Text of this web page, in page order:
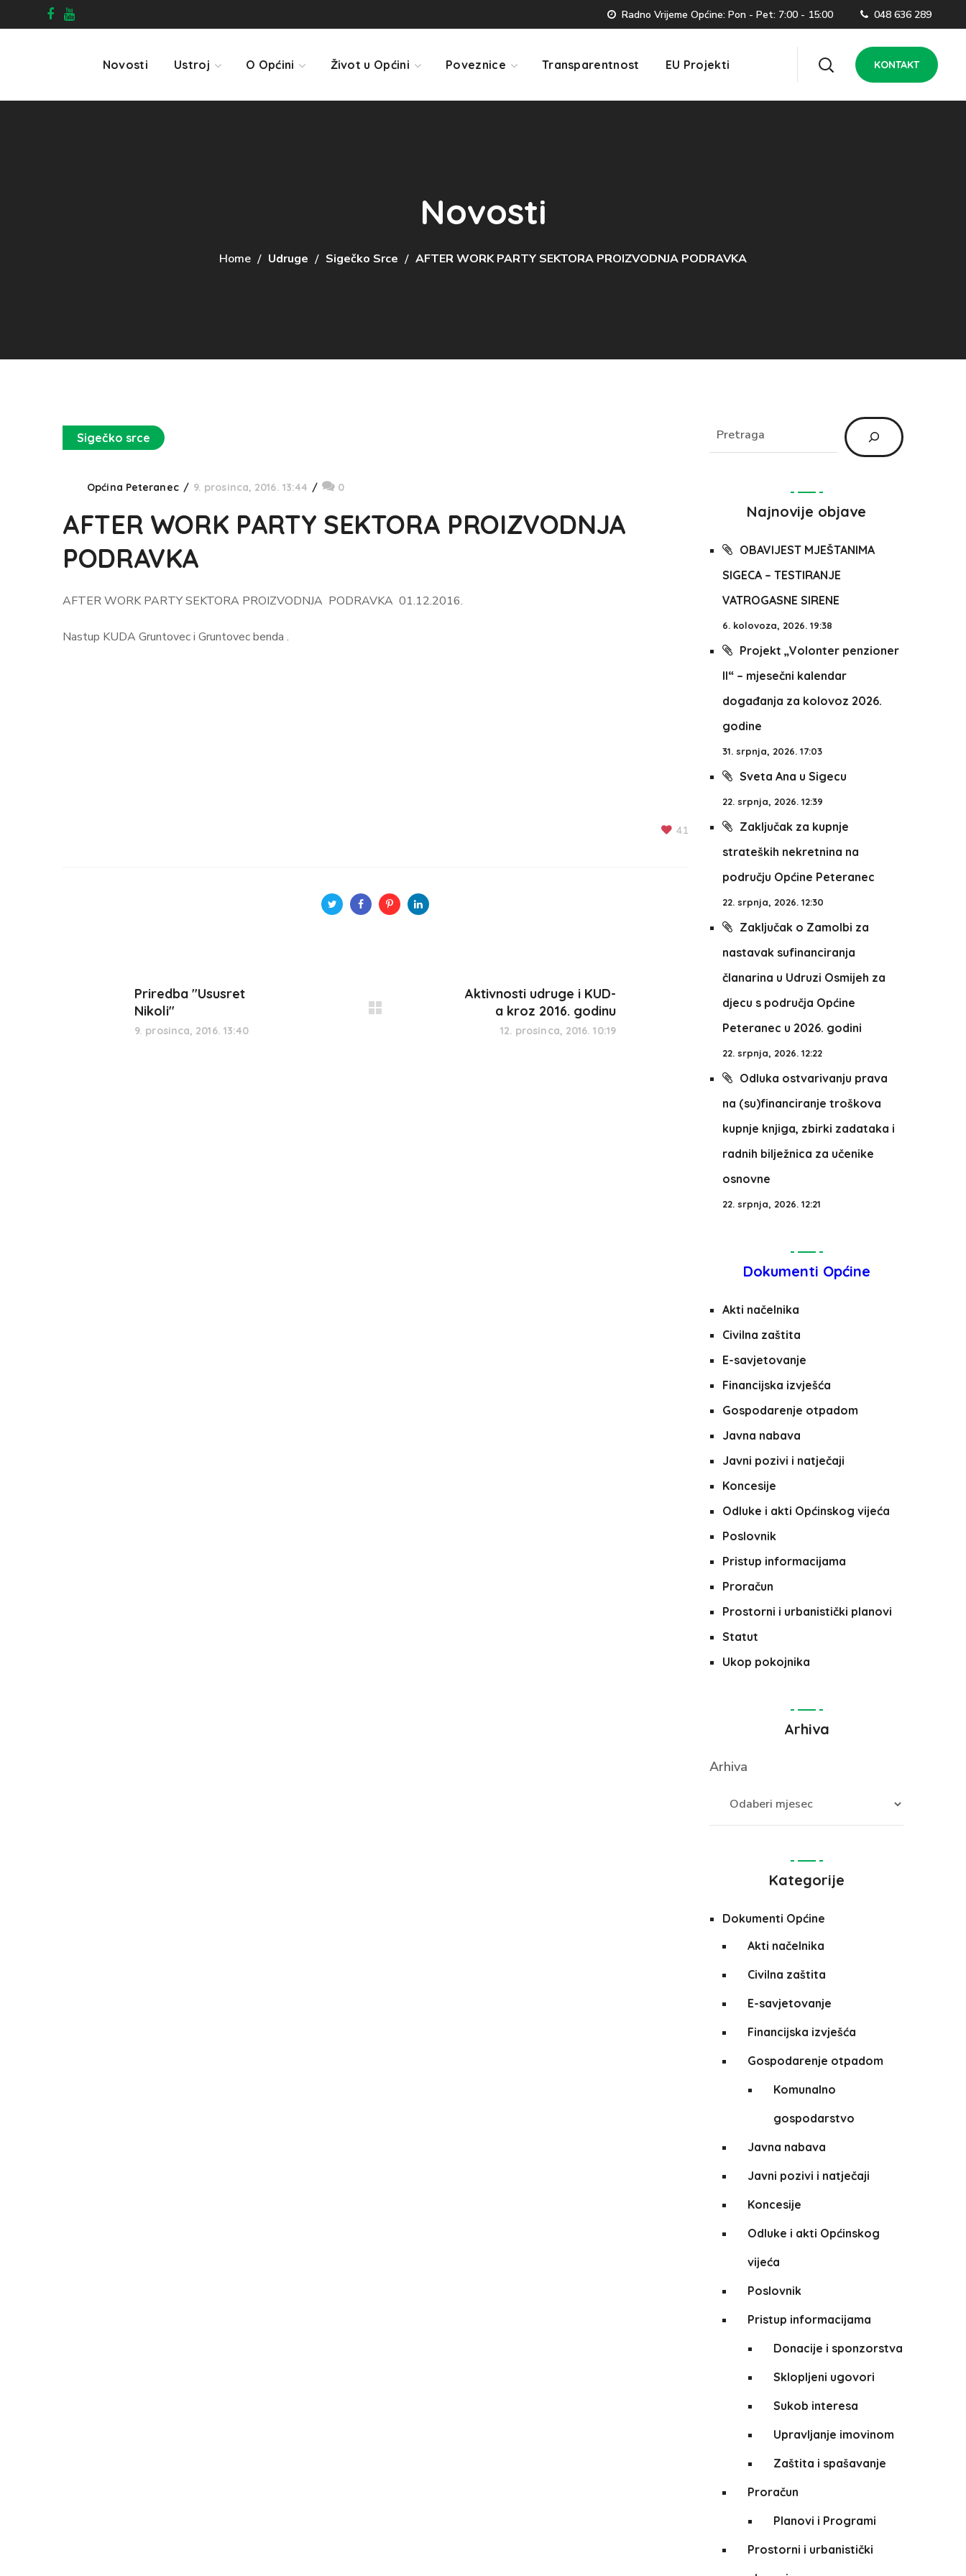
Radno Vrijeme Općine: Pon - Pet: 7:00 - 15:00 048 636 289
Novosti Ustroj O Općini Život u Općini Poveznice Transparentnost EU Projekti KONTAKT
Novosti
Home Udruge Sigečko Srce AFTER WORK PARTY SEKTORA PROIZVODNJA PODRAVKA
Sigečko srce
Općina Peteranec 9. prosinca, 2016. 13:44 0
AFTER WORK PARTY SEKTORA PROIZVODNJA
PODRAVKA
AFTER WORK PARTY SEKTORA PROIZVODNJA PODRAVKA 01.12.2016.
Nastup KUDA Gruntovec i Gruntovec benda .
41
Priredba "Ususret
Nikoli"
9. prosinca, 2016. 13:40
Aktivnosti udruge i KUD-
a kroz 2016. godinu
12. prosinca, 2016. 10:19
Najnovije objave
OBAVIJEST MJEŠTANIMA
SIGECA – TESTIRANJE
VATROGASNE SIRENE
6. kolovoza, 2026. 19:38
Projekt „Volonter penzioner
II“ – mjesečni kalendar
događanja za kolovoz 2026.
godine
31. srpnja, 2026. 17:03
Sveta Ana u Sigecu
22. srpnja, 2026. 12:39
Zaključak za kupnje
strateških nekretnina na
području Općine Peteranec
22. srpnja, 2026. 12:30
Zaključak o Zamolbi za
nastavak sufinanciranja
članarina u Udruzi Osmijeh za
djecu s područja Općine
Peteranec u 2026. godini
22. srpnja, 2026. 12:22
Odluka ostvarivanju prava
na (su)financiranje troškova
kupnje knjiga, zbirki zadataka i
radnih bilježnica za učenike
osnovne
22. srpnja, 2026. 12:21
Dokumenti Općine
Akti načelnika
Civilna zaštita
E-savjetovanje
Financijska izvješća
Gospodarenje otpadom
Javna nabava
Javni pozivi i natječaji
Koncesije
Odluke i akti Općinskog vijeća
Poslovnik
Pristup informacijama
Proračun
Prostorni i urbanistički planovi
Statut
Ukop pokojnika
Arhiva
Arhiva
Kategorije
Dokumenti Općine
Akti načelnika
Civilna zaštita
E-savjetovanje
Financijska izvješća
Gospodarenje otpadom
Komunalno
gospodarstvo
Javna nabava
Javni pozivi i natječaji
Koncesije
Odluke i akti Općinskog
vijeća
Poslovnik
Pristup informacijama
Donacije i sponzorstva
Sklopljeni ugovori
Sukob interesa
Upravljanje imovinom
Zaštita i spašavanje
Proračun
Planovi i Programi
Prostorni i urbanistički